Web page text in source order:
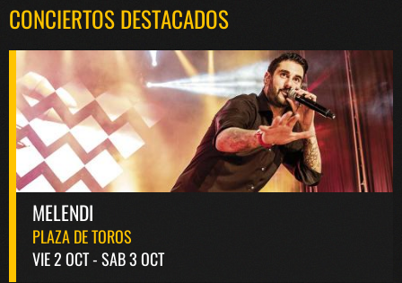
CONCIERTOS DESTACADOS
MELENDI
PLAZA DE TOROS
VIE 2 OCT - SAB 3 OCT